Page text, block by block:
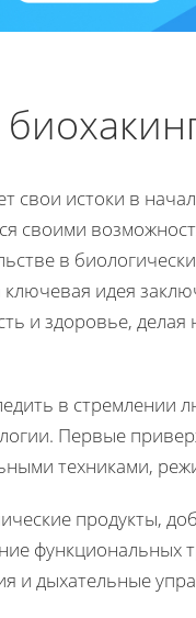
свои истоки в
своими
в
идея
и здоровье,
в стремлении
Первые
техниками,
продукты,
функциональных
и дыхательные